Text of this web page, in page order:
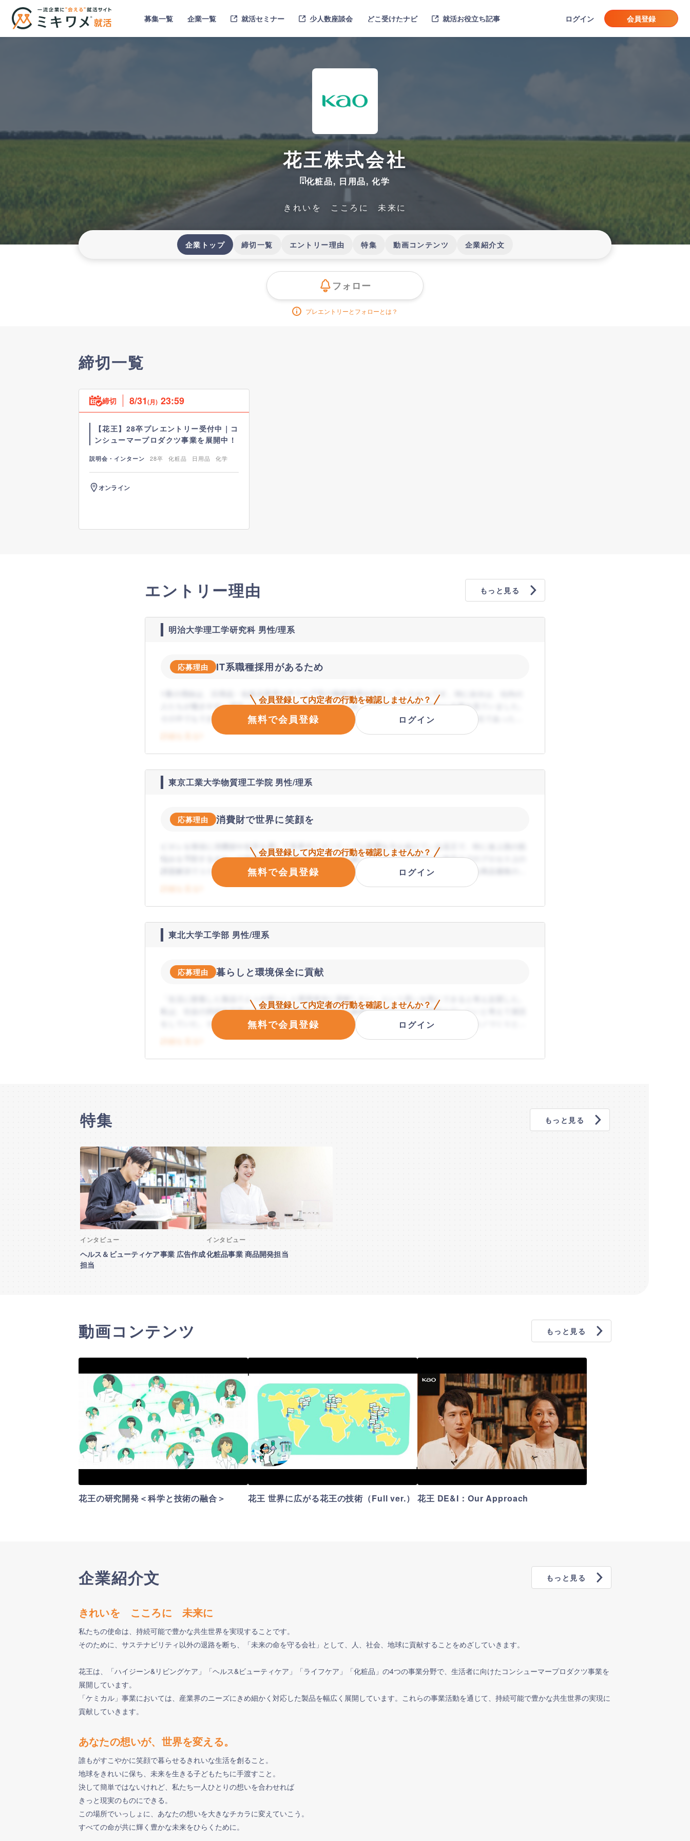
募集一覧 企業一覧 就活セミナー 少人数座談会 どこ受けたナビ 就活お役立ち記事 ログイン 会員登録
花王株式会社
化粧品, 日用品, 化学
きれいを こころに 未来に
企業トップ 締切一覧 エントリー理由 特集 動画コンテンツ 企業紹介文
フォロー
プレエントリーとフォローとは？
締切一覧
締切 8/31(月) 23:59
【花王】28卒プレエントリー受付中｜コ
ンシューマープロダクツ事業を展開中！
説明会・インターン 28卒 化粧品 日用品 化学
オンライン
エントリー理由 もっと見る
明治大学理工学研究科 男性/理系
応募理由 IT系職種採用があるため
1番の理由は、日用品・化粧品業界の中でもIT系の職種採用を行なっていたからです。特に自分は、社内の
人たちが働きやすい環境づくりをしたいと思っていたため、社内エンジニアを中心に企業を見ていました。
その中でもできるだけ身近にある製品に関わりたいと思っていて、上記2つの条件を満たす会社であったた
めエントリーしました。
会員登録して内定者の行動を確認しませんか？
無料で会員登録 ログイン
東京工業大学物質理工学院 男性/理系
応募理由 消費財で世界に笑顔を
ビオレを筆頭に消費財や化学を通して世界中にポジティブな影響を与え続けている花王で、特に途上国の肌
悩みを予防するきれいの提供で人々を笑顔にするため応募いたしました。開発から物流までのプロセス上の
課題解決でコスト削減を実現し、新商品開発への追加投資及びお客様に信頼し続けてもらえる商品価格の実
現に貢献したいと思ったためです。
会員登録して内定者の行動を確認しませんか？
無料で会員登録 ログイン
東北大学工学部 男性/理系
応募理由 暮らしと環境保全に貢献
「生活に密着した製品で人々の暮らしと環境保全に貢献したい」という思いを形にできると考え志望した。
私は、社会の持続的発展のために環境低負荷と同時にお客様に寄り添った製品開発を行いたいと考えて就活
をしていた。そこで、貴社のお客様のニーズ敏感に察知する洞察力を生かした消費者起点のモノづくりと多
分野の科学と技術の融合を行う花王の高度な研究開発及び組織運営に興味を持った。
会員登録して内定者の行動を確認しませんか？
無料で会員登録 ログイン
特集 もっと見る
インタビュー
ヘルス＆ビューティケア事業 広告作成
担当
インタビュー
化粧品事業 商品開発担当
動画コンテンツ もっと見る
花王の研究開発＜科学と技術の融合＞ 花王 世界に広がる花王の技術（Full ver.） 花王 DE&I：Our Approach
企業紹介文 もっと見る
きれいを こころに 未来に
私たちの使命は、持続可能で豊かな共生世界を実現することです。
そのために、サステナビリティ以外の退路を断ち、「未来の命を守る会社」として、人、社会、地球に貢献することをめざしていきます。
花王は、「ハイジーン&リビングケア」「ヘルス&ビューティケア」「ライフケア」「化粧品」の4つの事業分野で、生活者に向けたコンシューマープロダクツ事業を
展開しています。
「ケミカル」事業においては、産業界のニーズにきめ細かく対応した製品を幅広く展開しています。これらの事業活動を通じて、持続可能で豊かな共生世界の実現に
貢献していきます。
あなたの想いが、世界を変える。
誰もがすこやかに笑顔で暮らせるきれいな生活を創ること。​
地球をきれいに保ち、未来を生きる子どもたちに手渡すこと。
決して簡単ではないけれど、​私たち一人ひとりの想いを合わせれば​
きっと現実のものにできる。
この場所でいっしょに、あなたの想いを大きなチカラに変えていこう。​
すべての命が共に輝く豊かな未来をひらくために。
フォローをするとフォローした企業の〆切通知や、
興味のある企業を気軽にフォローしてみましょう！
しばらくこのメッセージを表示しない
フォローするには
フォローをするとフォローした企業からのイベント通知や、
会員登録
プレエントリーが完了しました。
プレエントリーすると企業に個人情報が提供され、選考情報などが届くようになります。
プレエントリーボタン押下後、企業サイトに遷移する場合は
企業マイページ登録を完了させる必要がございますのでご注意ください。
フォローすると企業イベントの締切案内やリマインドメールなどが届くようになります。